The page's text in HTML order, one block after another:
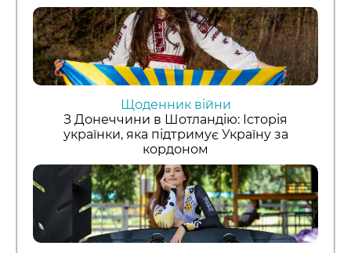
Щоденник війни
З Донеччини в Шотландію: Історія
українки, яка підтримує Україну за
кордоном